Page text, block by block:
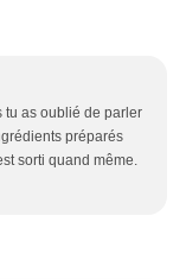
tu as oublié de parler
préparés
sorti quand même.